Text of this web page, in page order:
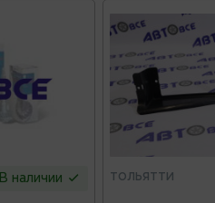
В наличии ТОЛЬЯТТИ